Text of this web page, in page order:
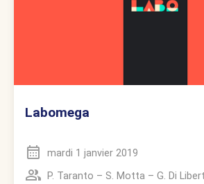
Labomega
mardi 1 janvier 2019
P. Taranto – S. Motta – G. Di